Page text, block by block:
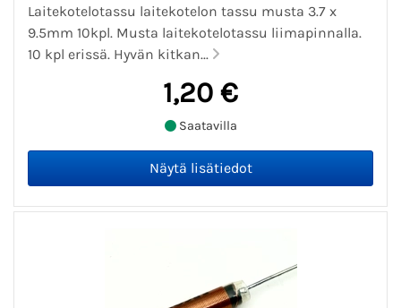
Laitekotelotassu laitekotelon tassu musta 3.7 x
9.5mm 10kpl. Musta laitekotelotassu liimapinnalla.
10 kpl erissä. Hyvän kitkan...
1,20 €
Saatavilla